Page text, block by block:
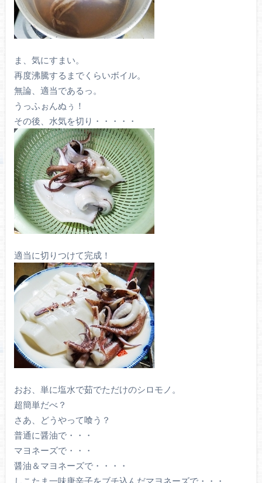
ま、気にすまい。
再度沸騰するまでくらいボイル。
無論、適当であるっ。
うっふぉんぬぅ！
その後、水気を切り・・・・・
適当に切りつけて完成！
おお、単に塩水で茹でただけのシロモノ。
超簡単だべ？
さあ、どうやって喰う？
普通に醤油で・・・
マヨネーズで・・・
醤油＆マヨネーズで・・・・
しこたま一味唐辛子をブチ込んだマヨネーズで・・・